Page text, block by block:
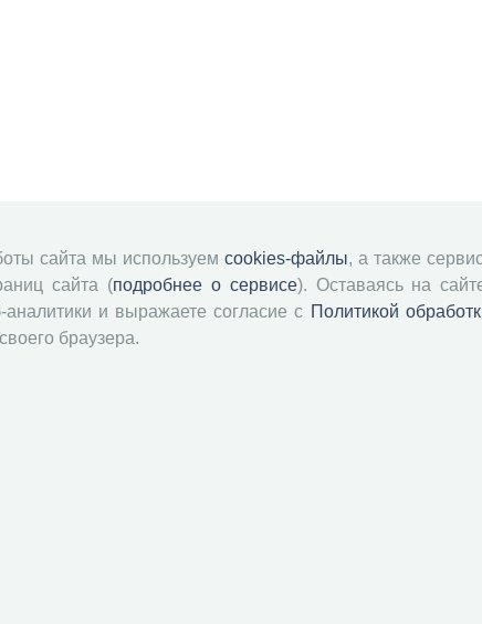
сайта мы используем cookies-файлы, а также
сайта (подробнее о сервисе). Оставаясь на
и выражаете согласие с Политикой
браузера.